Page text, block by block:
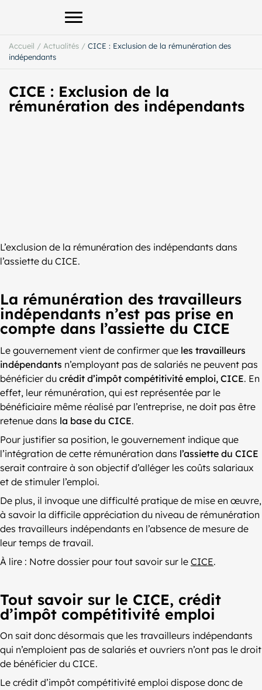
Afficher le menu principal
Accueil / Actualités / CICE : Exclusion de la rémunération des
indépendants
CICE : Exclusion de la
rémunération des indépendants
L’exclusion de la rémunération des indépendants dans
l’assiette du CICE.
La rémunération des travailleurs
indépendants n’est pas prise en
compte dans l’assiette du CICE
Le gouvernement vient de confirmer que les travailleurs
indépendants n’employant pas de salariés ne peuvent pas
bénéficier du crédit d’impôt compétitivité emploi, CICE. En
effet, leur rémunération, qui est représentée par le
bénéficiaire même réalisé par l’entreprise, ne doit pas être
retenue dans la base du CICE.
Pour justifier sa position, le gouvernement indique que
l’intégration de cette rémunération dans l’assiette du CICE
serait contraire à son objectif d’alléger les coûts salariaux
et de stimuler l’emploi.
De plus, il invoque une difficulté pratique de mise en œuvre,
à savoir la difficile appréciation du niveau de rémunération
des travailleurs indépendants en l’absence de mesure de
leur temps de travail.
À lire : Notre dossier pour tout savoir sur le CICE.
Tout savoir sur le CICE, crédit
d’impôt compétitivité emploi
On sait donc désormais que les travailleurs indépendants
qui n’emploient pas de salariés et ouvriers n’ont pas le droit
de bénéficier du CICE.
Le crédit d’impôt compétitivité emploi dispose donc de